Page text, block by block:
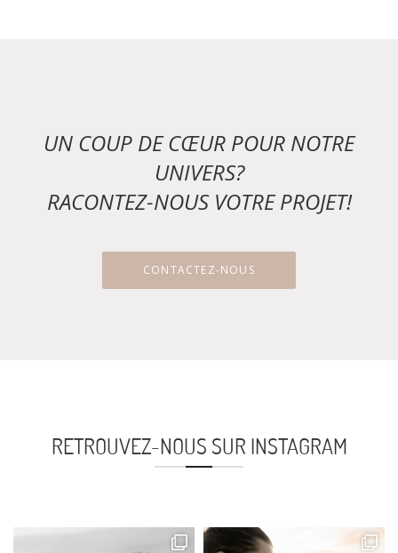
UN COUP DE CŒUR POUR NOTRE
UNIVERS?
RACONTEZ-NOUS VOTRE PROJET!
CONTACTEZ-NOUS
RETROUVEZ-NOUS SUR INSTAGRAM